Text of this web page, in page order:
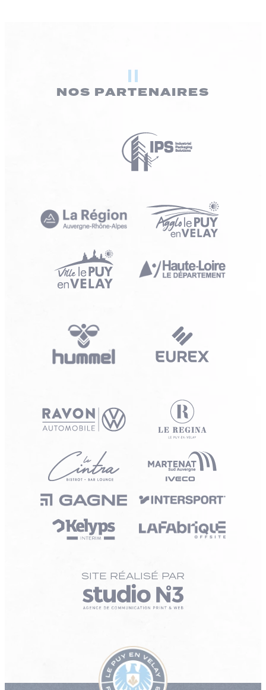
NOS PARTENAIRES
SITE RÉALISÉ PAR